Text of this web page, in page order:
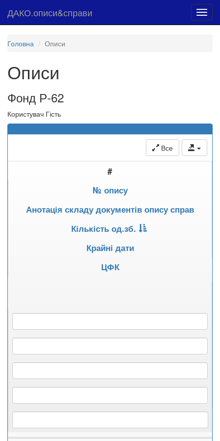
ДАКО.описи&справи
Головна Описи
Описи
Фонд Р-62
Користувач Гість
Все
#
№ опису
Анотація складу документів опису справ
Кількість од.зб.
Крайні дати
ЦФК